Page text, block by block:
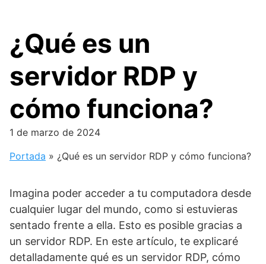
¿Qué es un
servidor RDP y
cómo funciona?
1 de marzo de 2024
Portada » ¿Qué es un servidor RDP y cómo funciona?
Imagina poder acceder a tu computadora desde
cualquier lugar del mundo, como si estuvieras
sentado frente a ella. Esto es posible gracias a
un servidor RDP. En este artículo, te explicaré
detalladamente qué es un servidor RDP, cómo